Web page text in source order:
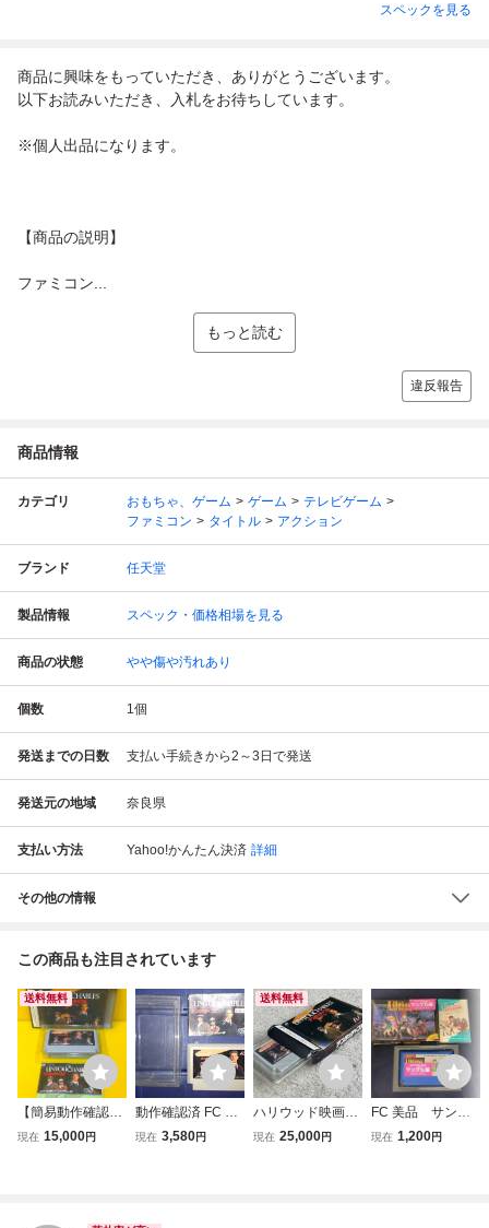
スペックを見る
商品に興味をもっていただき、ありがとうございます。
以下お読みいただき、入札をお待ちしています。
※個人出品になります。
【商品の説明】
ファミコン...
もっと読む
違反報告
商品情報
カテゴリ おもちゃ、ゲーム ゲーム
テレビゲーム
ファミコン
タイトル アクション
ブランド 任天堂
製品情報 スペック・価格相場を見る
商品の状態 やや傷や汚れあり
個数 1個
発送までの日数 支払い手続きから2～3日で発送
発送元の地域 奈良県
支払い方法 Yahoo!かんたん決済 詳細
その他の情報
この商品も注目されています
送料無料
【簡易動作確認品
中古品 経年保管
現在 15,000円
動作確認済 FC フ
ァミコン アンタッ
現在 3,580円
送料無料
ハリウッド映画を
ゲーム化! 新品未
現在 25,000円
FC 美品 サンプ
ル ウルティマ
現在 1,200円